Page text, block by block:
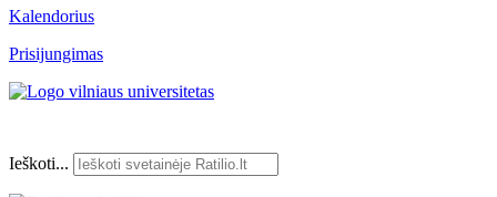
Kalendorius
Prisijungimas
Ieškoti...